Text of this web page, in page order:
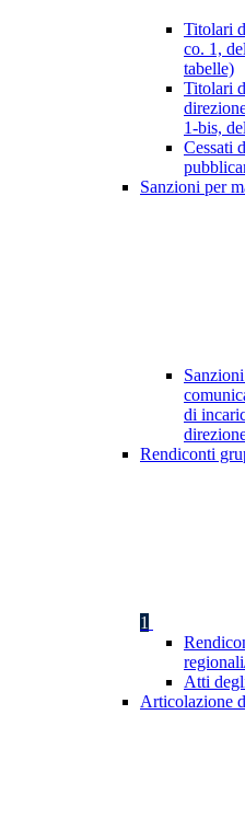
Titolari
co. 1,
tabelle)
Titolari
1-bis,
Cessati
Sanzioni per
di
Rendiconti
1
Atti
Articolazione